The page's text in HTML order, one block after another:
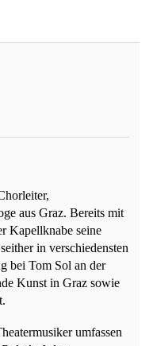
aus Graz. Bereits mit
Kapellknabe seine
in verschiedensten
bei Tom Sol an der
Kunst in Graz sowie
umfassen